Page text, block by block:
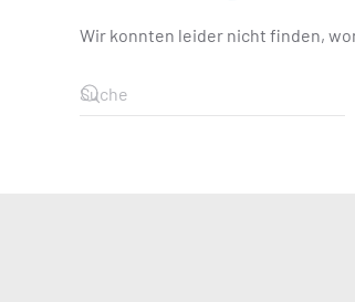
Wir konnten leider nicht finden,